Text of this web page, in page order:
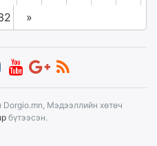
»
Мэдээллийн хөтөч
бүтээсэн.